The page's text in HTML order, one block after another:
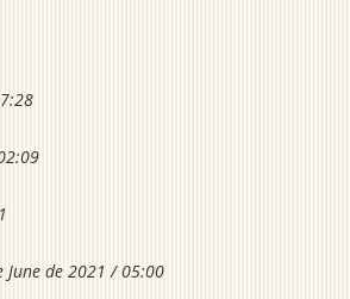
June de 2021 / 05:00